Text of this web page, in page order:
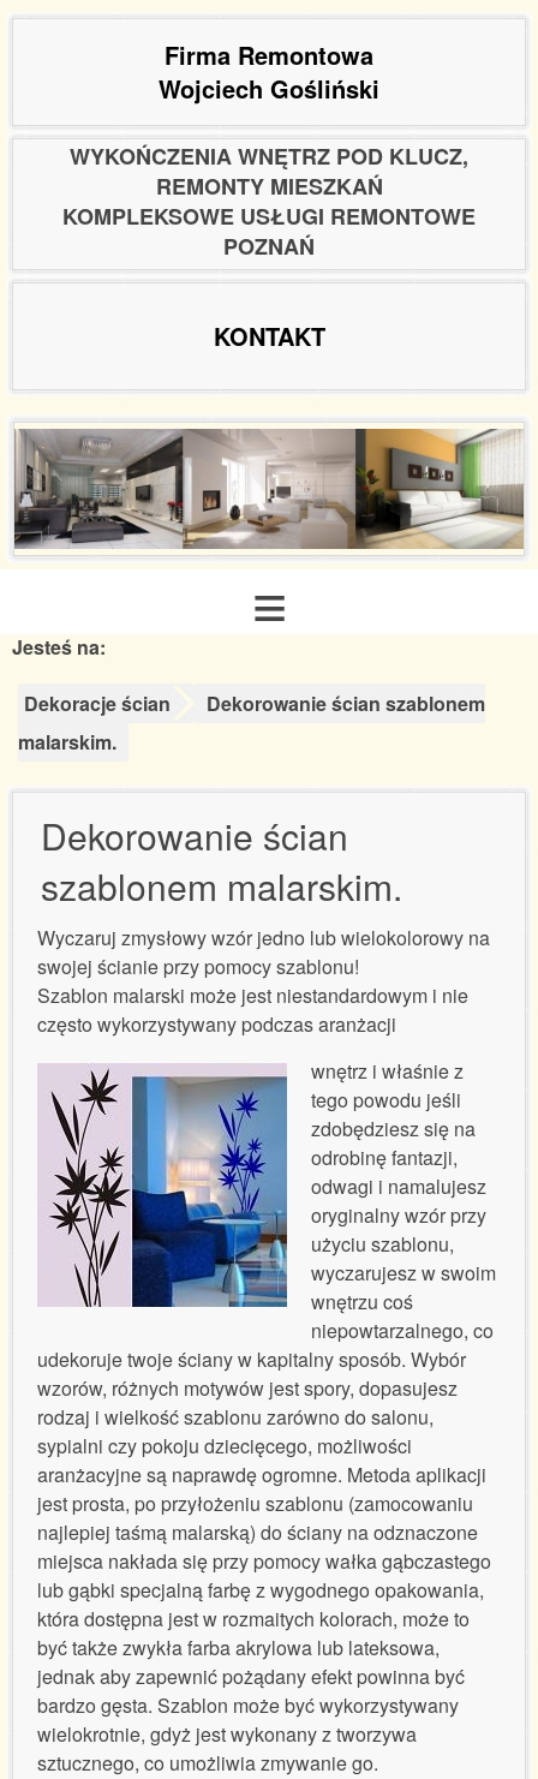
Firma Remontowa
Wojciech Gośliński
WYKOŃCZENIA WNĘTRZ POD KLUCZ,
REMONTY MIESZKAŃ
KOMPLEKSOWE USŁUGI REMONTOWE
POZNAŃ
KONTAKT
Galeria realizacji
Aranżacje inspiracje
Poradnik remontowy
Referencje certyfikaty
Wycena usług
Kontakt
≡
Jesteś na:
Dekoracje ścian
Dekorowanie ścian szablonem
malarskim.
Dekorowanie ścian
szablonem malarskim.
Wyczaruj zmysłowy wzór jedno lub wielokolorowy na
swojej ścianie przy pomocy szablonu!
Szablon malarski może jest niestandardowym i nie
często wykorzystywany podczas aranżacji
wnętrz i właśnie z
tego powodu jeśli
zdobędziesz się na
odrobinę fantazji,
odwagi i namalujesz
oryginalny wzór przy
użyciu szablonu,
wyczarujesz w swoim
wnętrzu coś
niepowtarzalnego, co
udekoruje twoje ściany w kapitalny sposób. Wybór
wzorów, różnych motywów jest spory, dopasujesz
rodzaj i wielkość szablonu zarówno do salonu,
sypialni czy pokoju dziecięcego, możliwości
aranżacyjne są naprawdę ogromne. Metoda aplikacji
jest prosta, po przyłożeniu szablonu (zamocowaniu
najlepiej taśmą malarską) do ściany na odznaczone
miejsca nakłada się przy pomocy wałka gąbczastego
lub gąbki specjalną farbę z wygodnego opakowania,
która dostępna jest w rozmaitych kolorach, może to
być także zwykła farba akrylowa lub lateksowa,
jednak aby zapewnić pożądany efekt powinna być
bardzo gęsta. Szablon może być wykorzystywany
wielokrotnie, gdyż jest wykonany z tworzywa
sztucznego, co umożliwia zmywanie go.